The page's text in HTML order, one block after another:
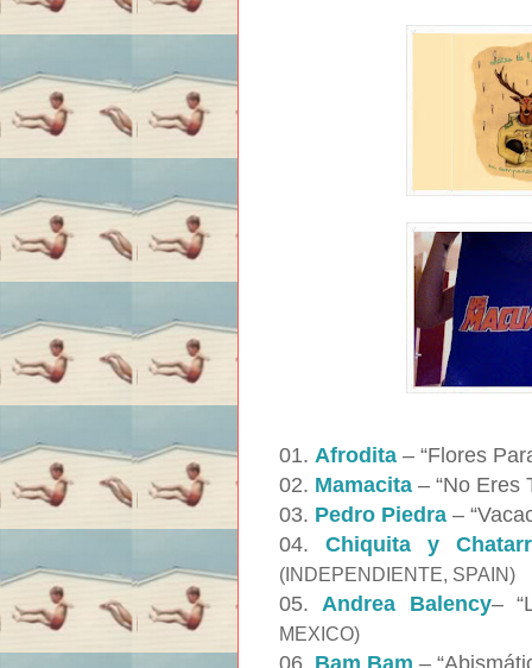
01. Afrodita – “Flores
02. Mamacita – “No Eres
03. Pedro Piedra –
04. Chiquita y
(INDEPENDIENTE, SPAIN)
05. Andrea Balency–
MEXICO)
06. Bam Bam –